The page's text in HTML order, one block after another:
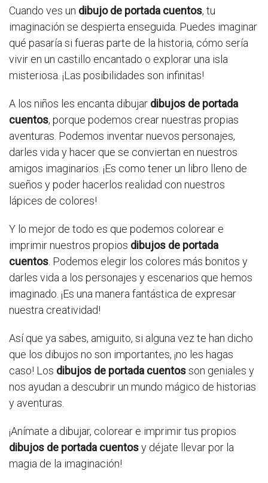
Cuando ves un dibujo de portada cuentos, tu
imaginación se despierta enseguida. Puedes imaginar
qué pasaría si fueras parte de la historia, cómo sería
vivir en un castillo encantado o explorar una isla
misteriosa. ¡Las posibilidades son infinitas!
A los niños les encanta dibujar dibujos de portada
cuentos, porque podemos crear nuestras propias
aventuras. Podemos inventar nuevos personajes,
darles vida y hacer que se conviertan en nuestros
amigos imaginarios. ¡Es como tener un libro lleno de
sueños y poder hacerlos realidad con nuestros
lápices de colores!
Y lo mejor de todo es que podemos colorear e
imprimir nuestros propios dibujos de portada
cuentos . Podemos elegir los colores más bonitos y
darles vida a los personajes y escenarios que hemos
imaginado. ¡Es una manera fantástica de expresar
nuestra creatividad!
Así que ya sabes, amiguito, si alguna vez te han dicho
que los dibujos no son importantes, ¡no les hagas
caso! Los dibujos de portada cuentosson geniales y
nos ayudan a descubrir un mundo mágico de historias
y aventuras.
¡Anímate a dibujar, colorear e imprimir tus propios
dibujos de portada cuentosy déjate llevar por la
magia de la imaginación!